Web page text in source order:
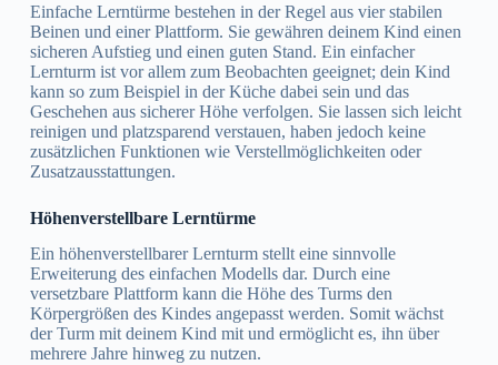
Einfache Lerntürme bestehen in der Regel aus vier stabilen
Beinen und einer Plattform. Sie gewähren deinem Kind einen
sicheren Aufstieg und einen guten Stand. Ein einfacher
Lernturm ist vor allem zum Beobachten geeignet; dein Kind
kann so zum Beispiel in der Küche dabei sein und das
Geschehen aus sicherer Höhe verfolgen. Sie lassen sich leicht
reinigen und platzsparend verstauen, haben jedoch keine
zusätzlichen Funktionen wie Verstellmöglichkeiten oder
Zusatzausstattungen.
Höhenverstellbare Lerntürme
Ein höhenverstellbarer Lernturm stellt eine sinnvolle
Erweiterung des einfachen Modells dar. Durch eine
versetzbare Plattform kann die Höhe des Turms den
Körpergrößen des Kindes angepasst werden. Somit wächst
der Turm mit deinem Kind mit und ermöglicht es, ihn über
mehrere Jahre hinweg zu nutzen.